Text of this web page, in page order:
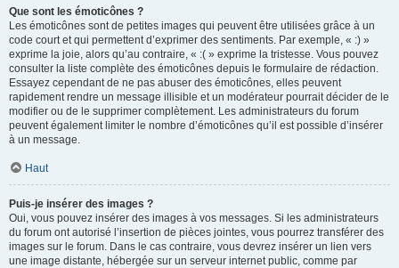
Que sont les émoticônes ?
Les émoticônes sont de petites images qui peuvent être utilisées grâce à un
code court et qui permettent d’exprimer des sentiments. Par exemple, « :) »
exprime la joie, alors qu’au contraire, « :( » exprime la tristesse. Vous pouvez
consulter la liste complète des émoticônes depuis le formulaire de rédaction.
Essayez cependant de ne pas abuser des émoticônes, elles peuvent
rapidement rendre un message illisible et un modérateur pourrait décider de le
modifier ou de le supprimer complètement. Les administrateurs du forum
peuvent également limiter le nombre d’émoticônes qu’il est possible d’insérer
à un message.
Haut
Puis-je insérer des images ?
Oui, vous pouvez insérer des images à vos messages. Si les administrateurs
du forum ont autorisé l’insertion de pièces jointes, vous pourrez transférer des
images sur le forum. Dans le cas contraire, vous devrez insérer un lien vers
une image distante, hébergée sur un serveur internet public, comme par